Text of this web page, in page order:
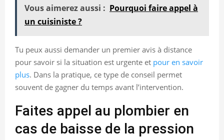
Vous aimerez aussi : Pourquoi faire appel à
un cuisiniste ?
Tu peux aussi demander un premier avis à distance
pour savoir si la situation est urgente et pour en savoir
plus. Dans la pratique, ce type de conseil permet
souvent de gagner du temps avant l’intervention.
Faites appel au plombier en
cas de baisse de la pression